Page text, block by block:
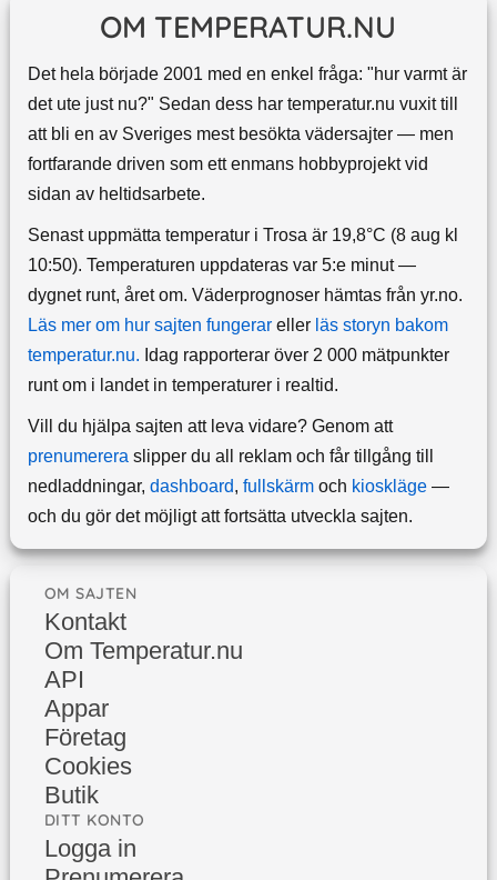
OM TEMPERATUR.NU
Det hela började 2001 med en enkel fråga: "hur varmt är
det ute just nu?" Sedan dess har temperatur.nu vuxit till
att bli en av Sveriges mest besökta vädersajter — men
fortfarande driven som ett enmans hobbyprojekt vid
sidan av heltidsarbete.
Senast uppmätta temperatur i Trosa är 19,8°C (8 aug kl
10:50). Temperaturen uppdateras var 5:e minut —
dygnet runt, året om. Väderprognoser hämtas från yr.no.
Läs mer om hur sajten fungerareller läs storyn bakom
temperatur.nu. Idag rapporterar över 2 000 mätpunkter
runt om i landet in temperaturer i realtid.
Vill du hjälpa sajten att leva vidare? Genom att
prenumereraslipper du all reklam och får tillgång till
nedladdningar, dashboard, fullskärmoch kioskläge—
och du gör det möjligt att fortsätta utveckla sajten.
OM SAJTEN
Kontakt
Om Temperatur.nu
API
Appar
Företag
Cookies
Butik
DITT KONTO
Logga in